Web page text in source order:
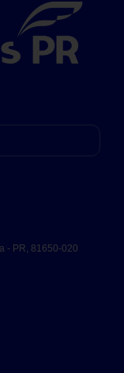
- PR, 81650-020